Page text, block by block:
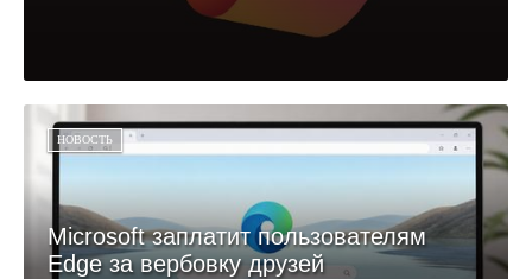
НОВОСТЬ
Microsoft заплатит пользователям
Edge за вербовку друзей